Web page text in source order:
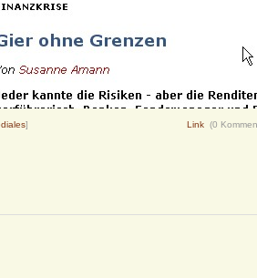
] Link (0